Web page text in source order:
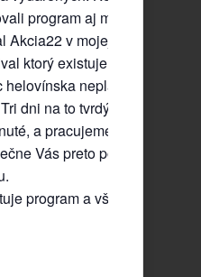
program aj možnosti. V
Akcia22 v mojej réžii. Potom
ktorý existuje. Kopa
helovínska neplánovaná
dni na to tvrdý reset. Ale
a pracujeme na ďalšom
Vás preto pozývame na
program a všetky